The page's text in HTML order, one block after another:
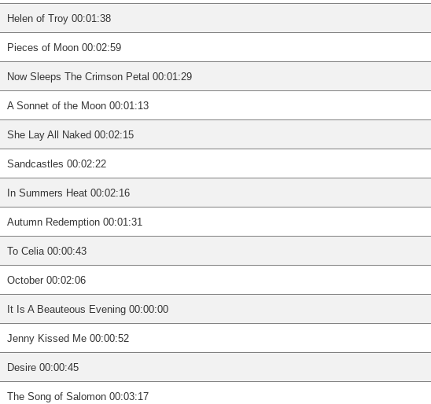
Helen of Troy 00:01:38
Pieces of Moon 00:02:59
Now Sleeps The Crimson Petal 00:01:29
A Sonnet of the Moon 00:01:13
She Lay All Naked 00:02:15
Sandcastles 00:02:22
In Summers Heat 00:02:16
Autumn Redemption 00:01:31
To Celia 00:00:43
October 00:02:06
It Is A Beauteous Evening 00:00:00
Jenny Kissed Me 00:00:52
Desire 00:00:45
The Song of Salomon 00:03:17